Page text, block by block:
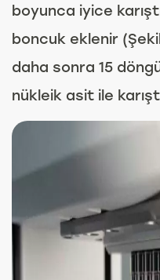
boyunca iyice
boncuk eklenir
daha sonra 15
nükleik asit ile